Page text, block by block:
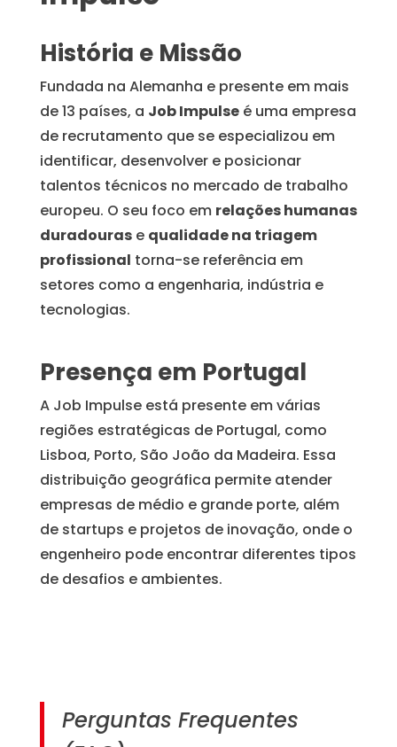
História e Missão
Fundada na Alemanha e presente em mais
de 13 países, a Job Impulseé uma empresa
de recrutamento que se especializou em
identificar, desenvolver e posicionar
talentos técnicos no mercado de trabalho
europeu. O seu foco em relações humanas
duradourase qualidade na triagem
profissional torna-se referência em
setores como a engenharia, indústria e
tecnologias.
Presença em Portugal
A Job Impulse está presente em várias
regiões estratégicas de Portugal, como
Lisboa, Porto, São João da Madeira. Essa
distribuição geográfica permite atender
empresas de médio e grande porte, além
de startups e projetos de inovação, onde o
engenheiro pode encontrar diferentes tipos
de desafios e ambientes.
Perguntas Frequentes